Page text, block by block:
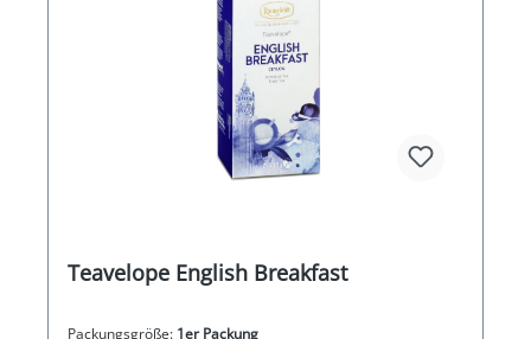
Teavelope English Breakfast
Packungsgröße: 1er Packung